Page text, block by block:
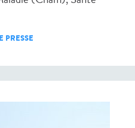
PRESSE